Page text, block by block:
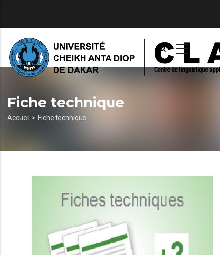
principal
Fiche technique
Fil
Accueil > Fiche technique